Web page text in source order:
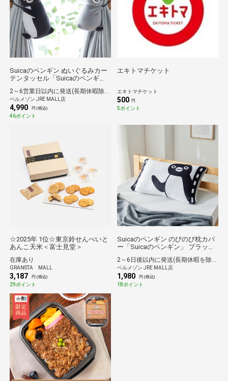
Suicaのペンギン ぬいぐるみカー
テンタッセル「Suicaのペンギ
ベルメゾン JRE MALL店
4,990 円 (税込)
46ポイント
エキトマチケット
エキトマチケット
500 円
5ポイント
☆2025年 1位☆東京鈴せんべいと
あんこ天米＜富士見堂＞
在庫あり
GRANSTA MALL
3,187 円 (税込)
29ポイント
Suicaのペンギン のびのび枕カバ
ー「Suicaのペンギン」 ブラック
ベルメゾン JRE MALL店
1,980 円 (税込)
18ポイント